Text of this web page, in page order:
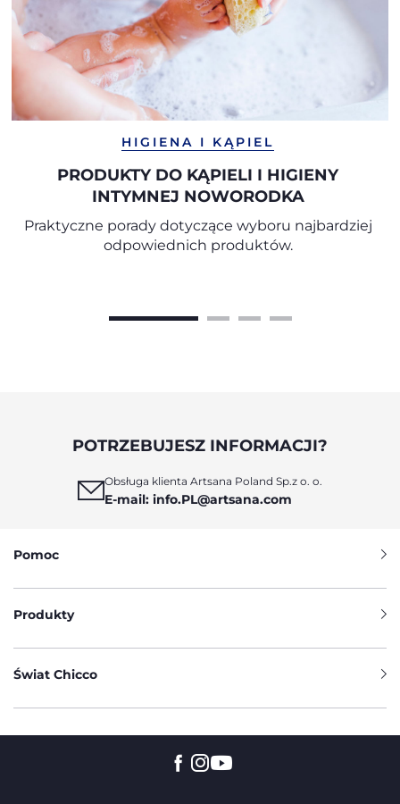
HIGIENA I KĄPIEL
PRODUKTY DO KĄPIELI I HIGIENY
INTYMNEJ NOWORODKA
Praktyczne porady dotyczące wyboru najbardziej
odpowiednich produktów.
POTRZEBUJESZ INFORMACJI?
Obsługa klienta Artsana Poland Sp.z o. o.
E-mail: info.PL@artsana.com
Pomoc
Produkty
Świat Chicco